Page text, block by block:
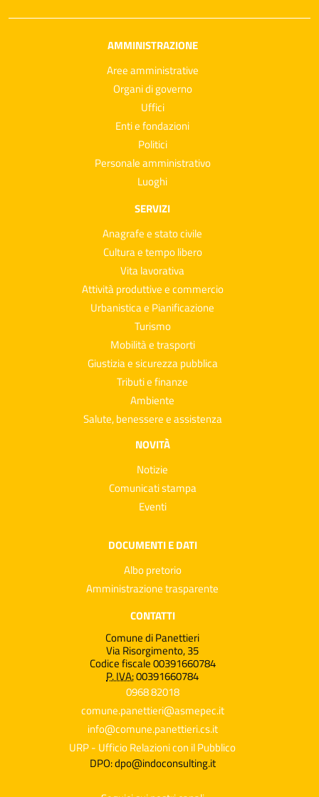
AMMINISTRAZIONE
Aree amministrative
Organi di governo
Uffici
Enti e fondazioni
Politici
Personale amministrativo
Luoghi
SERVIZI
Anagrafe e stato civile
Cultura e tempo libero
Vita lavorativa
Attività produttive e commercio
Urbanistica e Pianificazione
Turismo
Mobilità e trasporti
Giustizia e sicurezza pubblica
Tributi e finanze
Ambiente
Salute, benessere e assistenza
NOVITÀ
Notizie
Comunicati stampa
Eventi
DOCUMENTI E DATI
Albo pretorio
Amministrazione trasparente
CONTATTI
Comune di Panettieri
Via Risorgimento, 35
Codice fiscale 00391660784
P. IVA:00391660784
0968 82018
comune.panettieri@asmepec.it
info@comune.panettieri.cs.it
URP - Ufficio Relazioni con il Pubblico
DPO: dpo@indoconsulting.it